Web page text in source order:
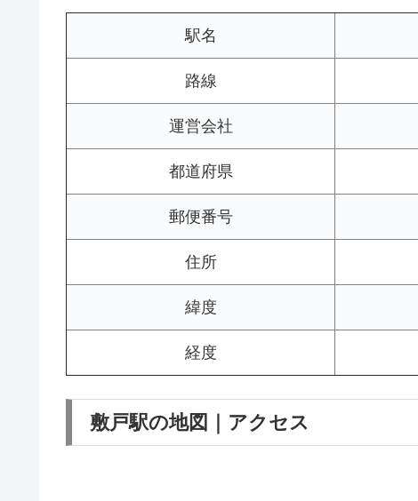
駅名
路線
運営会社
都道府県
郵便番号
住所
緯度
経度
敷戸駅の地図｜アクセス